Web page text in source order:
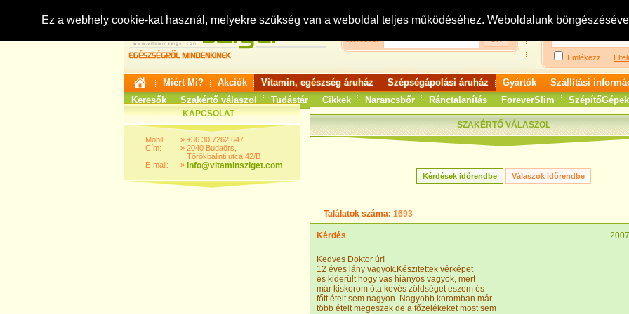
Ez a webhely cookie-kat használ, melyekre szükség van a weboldal teljes működéséhez. Weboldalunk
Keresés:
Bejelentkezés:
Emlékezz
Miért Mi? Akciók Vitamin, egészség áruház Szépségápolási áruház Gyártók Szállítási
Keresők
Szakértő válaszol Tudástár Cikkek Narancsbőr Ránctalanítás ForeverSlim SzépítőGépek
KAPCSOLAT
Mobil:
Cím:
E-mail:
»
»
»
+36 30 7262 647
2040 Budaörs,
Törökbálinti utca 42/B
info@vitaminsziget.com
SZAKÉRTŐ VÁLASZOL
Találatok száma: 1693
Kérdés
Kedves Doktor úr!
12 éves lány vagyok.Készitettek vérképet
és kiderült hogy vas hiányos vagyok, mert
már kiskorom óta kevés zöldséget eszem és
főtt ételt sem nagyon. Nagyobb koromban már
több ételt megeszek de a főzelékeket most sem